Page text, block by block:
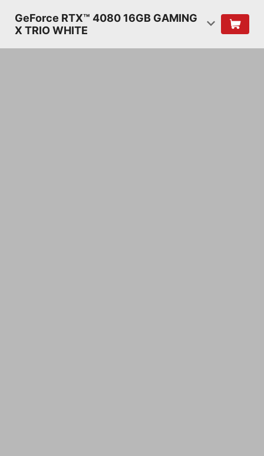
GeForce RTX™ 4080 16GB GAMING
X TRIO WHITE